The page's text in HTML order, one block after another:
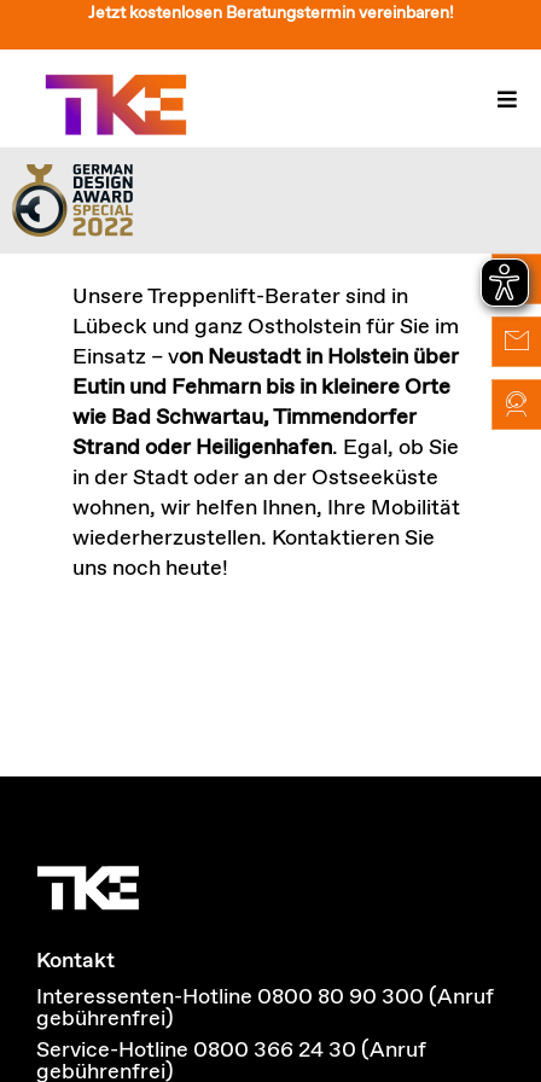
Inhalt
springen
Jetzt kostenlosen Beratungstermin vereinbaren!
Treppenlift
Preise
Service
Treppenliftberatung
Über Uns & Kontakt
Suche
nach:
Unsere Treppenlift-Berater sind in
Lübeck und ganz Ostholstein für Sie im
Einsatz – von Neustadt in Holstein über
Eutin und Fehmarn bis in kleinere Orte
wie Bad Schwartau, Timmendorfer
Strand oder Heiligenhafen. Egal, ob Sie
in der Stadt oder an der Ostseeküste
wohnen, wir helfen Ihnen, Ihre Mobilität
wiederherzustellen. Kontaktieren Sie
uns noch heute!
Kontakt
Interessenten-Hotline 0800 80 90 300 (Anruf
gebührenfrei)
Service-Hotline 0800 366 24 30 (Anruf
gebührenfrei)